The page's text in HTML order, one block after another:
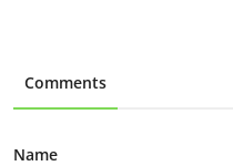
Comments
Name